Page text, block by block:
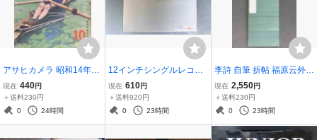
アサヒカメラ 昭和14年10
月増大号 大陸特集 朝日新
聞社 JB2606A
現在 440円
＋送料230円
0
24時間
12インチシングルレコー
ド Pryda Aftermath PRYD
A 004 エレクトロハウ
ス YL062-012
現在 610円
＋送料920円
0
23時間
李詩 自筆 折帖 福原云外
書道 行書 草書 漢詩 唐詩
高知 JB2607B-020
現在 2,550円
＋送料230円
0
23時間